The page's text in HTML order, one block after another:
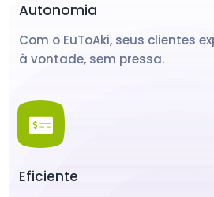
Autonomia
Com o EuToAki, seus clientes
à vontade, sem pressa.
Eficiente